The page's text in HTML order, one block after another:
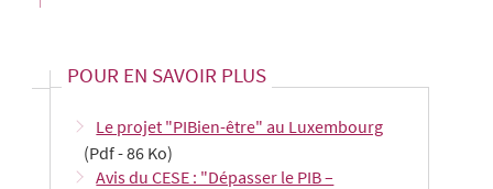
POUR EN SAVOIR PLUS
Le projet "PIBien-être" au Luxembourg
(Pdf - 86 Ko)
Avis du CESE : "Dépasser le PIB –